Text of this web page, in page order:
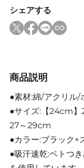
シェアする
商品説明
●素材:綿/アクリル/
●サイズ:【24cm
27～29cm
●カラー:ブラック×
●吸汗速乾:ベトつ